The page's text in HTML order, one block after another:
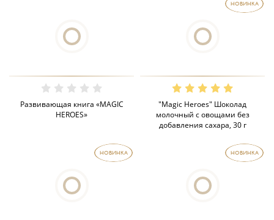
Развивающая книга «MAGIC
HEROES»
НОВИНКА
"Magic Heroes" Шоколад
молочный с овощами без
добавления сахара, 30 г
НОВИНКА НОВИНКА